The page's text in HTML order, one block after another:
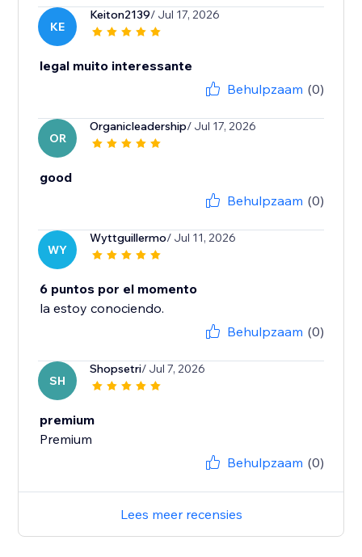
KE
Keiton2139/ Jul 17, 2026
legal muito interessante
Behulpzaam (0)
OR
Organicleadership/ Jul 17, 2026
good
Behulpzaam (0)
WY
Wyttguillermo/ Jul 11, 2026
6 puntos por el momento
la estoy conociendo.
Behulpzaam (0)
SH
Shopsetri/ Jul 7, 2026
premium
Premium
Behulpzaam (0)
Lees meer recensies